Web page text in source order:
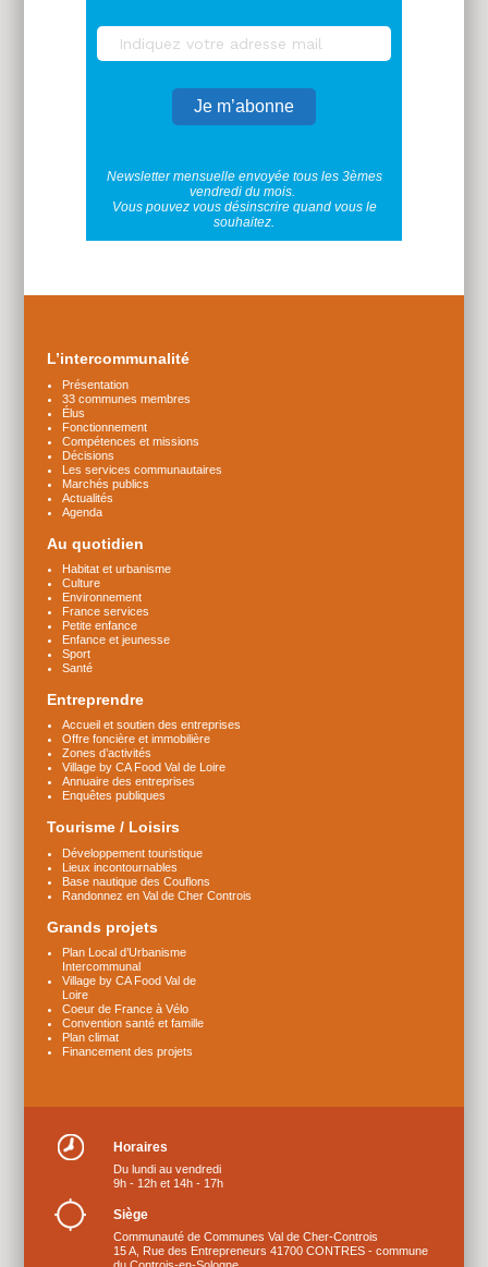
Newsletter mensuelle envoyée tous les 3èmes
vendredi du mois.
Vous pouvez vous désinscrire quand vous le
souhaitez.
L’intercommunalité
Présentation
33 communes membres
Élus
Fonctionnement
Compétences et missions
Décisions
Les services communautaires
Marchés publics
Actualités
Agenda
Au quotidien
Habitat et urbanisme
Culture
Environnement
France services
Petite enfance
Enfance et jeunesse
Sport
Santé
Entreprendre
Accueil et soutien des entreprises
Offre foncière et immobilière
Zones d’activités
Village by CA Food Val de Loire
Annuaire des entreprises
Enquêtes publiques
Tourisme / Loisirs
Développement touristique
Lieux incontournables
Base nautique des Couflons
Randonnez en Val de Cher Controis
Grands projets
Plan Local d’Urbanisme
Intercommunal
Village by CA Food Val de
Loire
Coeur de France à Vélo
Convention santé et famille
Plan climat
Financement des projets
Horaires
Du lundi au vendredi
9h - 12h et 14h - 17h
Siège
Communauté de Communes Val de Cher-Controis
15 A, Rue des Entrepreneurs 41700 CONTRES - commune